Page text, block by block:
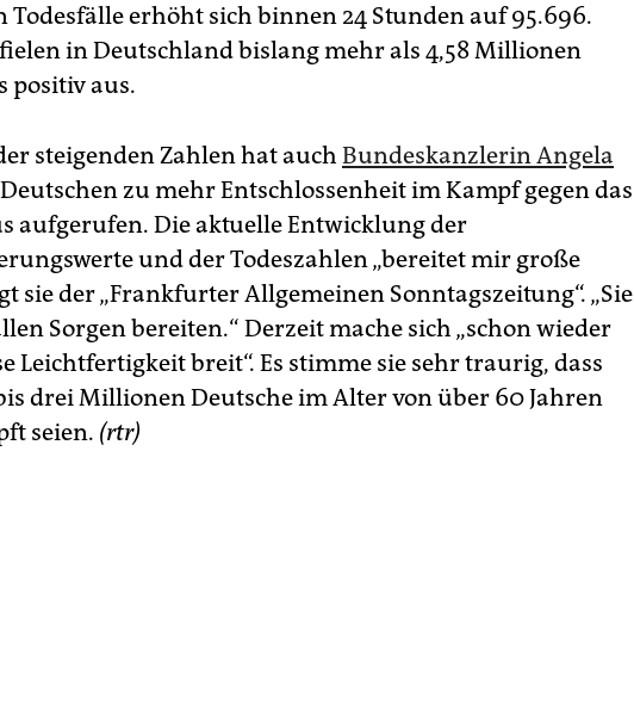
Todesfälle erhöht sich binnen 24 Stunden auf 95.696.
in Deutschland bislang mehr als 4,58 Millionen
positiv aus.
steigenden Zahlen hat auch Bundeskanzlerin Angela
zu mehr Entschlossenheit im Kampf gegen das
aufgerufen. Die aktuelle Entwicklung der
und der Todeszahlen „bereitet mir große
sie der „Frankfurter Allgemeinen Sonntagszeitung“. „Sie
Sorgen bereiten.“ Derzeit mache sich „schon wieder
Leichtfertigkeit breit“. Es stimme sie sehr traurig, dass
drei Millionen Deutsche im Alter von über 60 Jahren
seien. (rtr)